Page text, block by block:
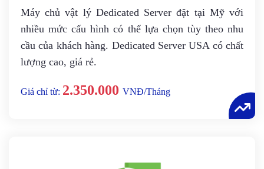
Máy chủ vật lý Dedicated Server đặt tại Mỹ với
nhiều mức cấu hình có thể lựa chọn tùy theo nhu
cầu của khách hàng. Dedicated Server USA có chất
lượng cao, giá rẻ.
Giá chỉ từ: 2.350.000 VNĐ/Tháng